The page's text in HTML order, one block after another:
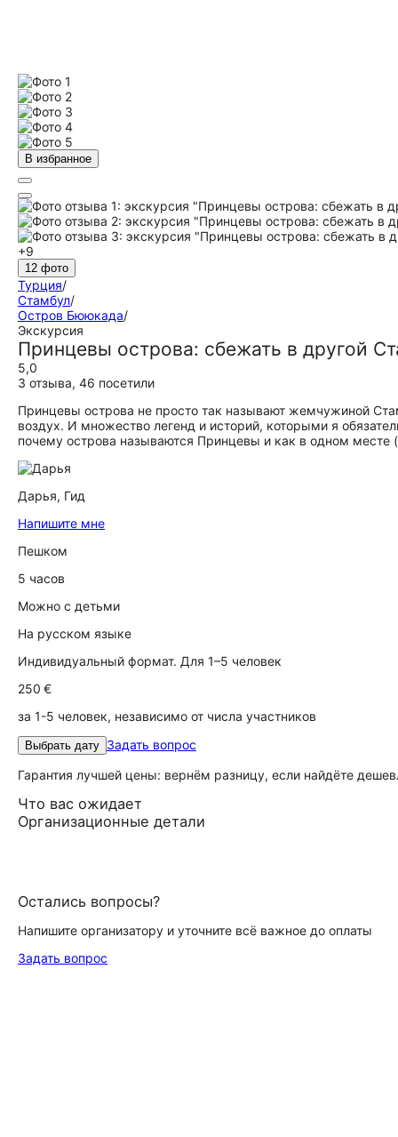
В избранное
+9
12 фото
Турция/
Стамбул/
Остров Бююкада/
Экскурсия
Принцевы острова: сбежать в другой
5,0
3 отзыва, 46 посетили
Принцевы острова не просто так называют жемчужиной
воздух. И множество легенд и историй, которыми я
почему острова называются Принцевы и как в одном
Дарья, Гид
Напишите мне
Пешком
5 часов
Можно с детьми
На русском языке
Индивидуальный формат. Для 1–5 человек
250 €
за 1-5 человек, независимо от числа участников
Выбрать дату Задать вопрос
Гарантия лучшей цены: вернём разницу, если найдёте
Что вас ожидает
Организационные детали
Остались вопросы?
Напишите организатору и уточните всё важное до оплаты
Задать вопрос